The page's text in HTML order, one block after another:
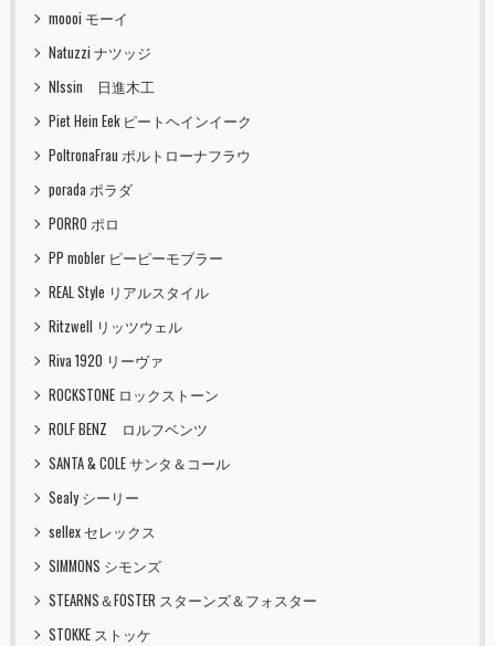
moooi モーイ
Natuzzi ナツッジ
NIssin 日進木工
Piet Hein Eek ピートヘインイーク
PoltronaFrau ポルトローナフラウ
porada ポラダ
PORRO ポロ
PP mobler ピーピーモブラー
REAL Style リアルスタイル
Ritzwell リッツウェル
Riva 1920 リーヴァ
ROCKSTONE ロックストーン
ROLF BENZ ロルフベンツ
SANTA & COLE サンタ＆コール
Sealy シーリー
sellex セレックス
SIMMONS シモンズ
STEARNS＆FOSTER スターンズ＆フォスター
STOKKE ストッケ